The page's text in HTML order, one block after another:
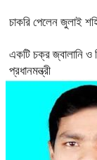
চাকরি পেলেন জুলাই
একটি চক্র জ্বালানি ও
প্রধানমন্ত্রী